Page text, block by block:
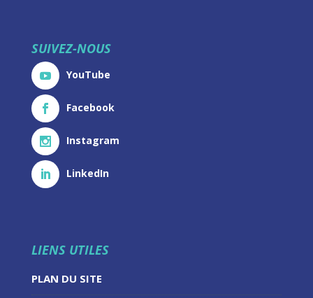
SUIVEZ-NOUS
YouTube
Facebook
Instagram
LinkedIn
LIENS UTILES
PLAN DU SITE